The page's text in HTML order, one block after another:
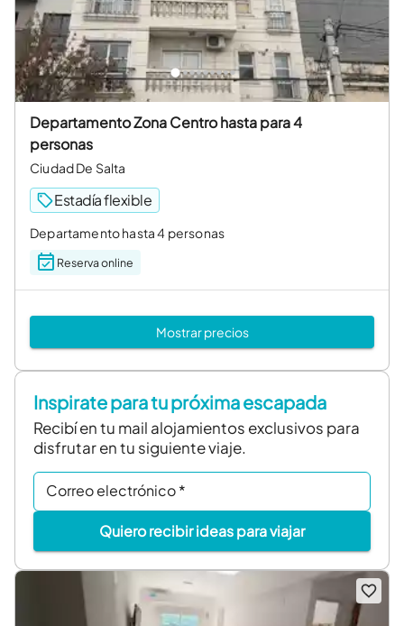
Departamento Zona Centro hasta para 4
personas
Ciudad De Salta
Estadía flexible
Departamento hasta 4 personas
Reserva online
Mostrar precios
Inspirate para tu próxima escapada
Recibí en tu mail alojamientos exclusivos para
disfrutar en tu siguiente viaje.
Correo electrónico*
Quiero recibir ideas para viajar